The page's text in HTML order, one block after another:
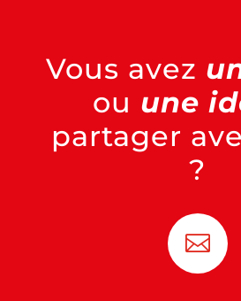
Vous avez
ou une
partager
?
